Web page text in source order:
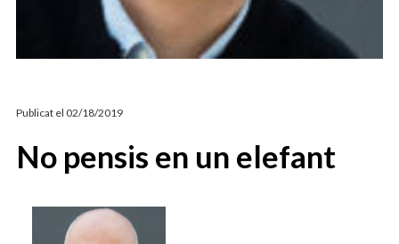
Publicat el 02/18/2019
No pensis en un elefant